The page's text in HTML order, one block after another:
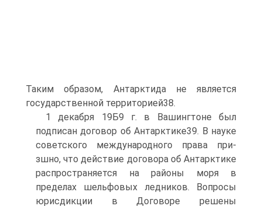
Таким образом, Антарктида не является
государственной территорией38.
1 декабря 19Б9 г. в Вашингтоне был
подписан договор об Антарктике39. В науке
советского международного права при-
зшно, что действие договора об Антарктике
распространяется на районы моря в
пределах шельфовых ледников. Вопросы
юрисдикции в Договоре решены